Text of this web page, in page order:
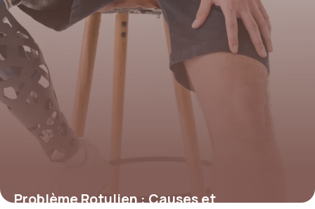
Problème Rotulien : Causes et